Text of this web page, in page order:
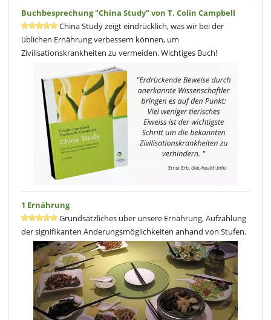
Buchbesprechung "China Study" von T. Colin Campbell
China Study zeigt eindrücklich, was wir bei der
üblichen Ernährung verbessern können, um
Zivilisationskrankheiten zu vermeiden. Wichtiges Buch!
1 Ernährung
Grundsätzliches über unsere Ernährung, Aufzählung
der signifikanten Änderungsmöglichkeiten anhand von Stufen.